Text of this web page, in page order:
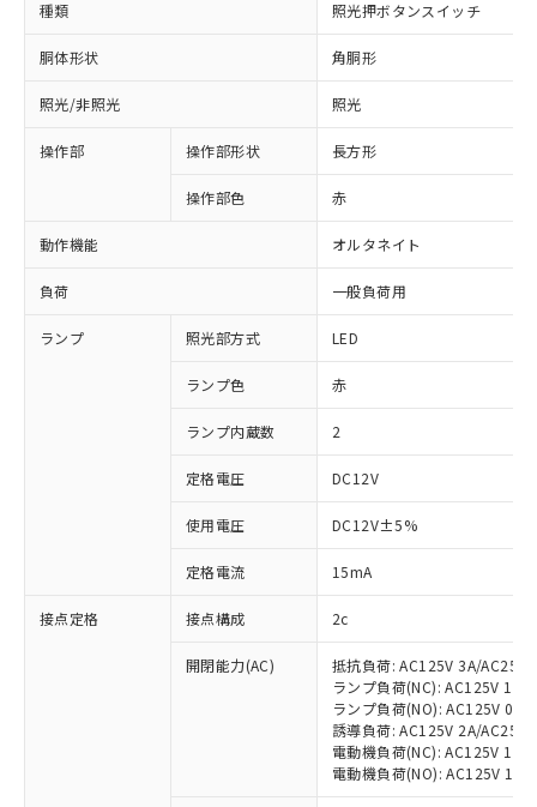
種類 照光押ボタンスイッチ
胴体形状 角胴形
照光/非照光 照光
操作部 操作部形状 長方形
操作部色 赤
動作機能 オルタネイト
負荷 一般負荷用
ランプ 照光部方式 LED
ランプ色 赤
ランプ内蔵数 2
定格電圧 DC12V
使用電圧 DC12V±5%
定格電流 15mA
接点定格 接点構成 2c
開閉能力(AC)
抵抗負荷: AC125V 3A/
ランプ負荷(NC): AC125V 1A/
ランプ負荷(NO): AC125V
誘導負荷: AC125V 2A/
電動機負荷(NC): AC125V
電動機負荷(NO): AC125V 1A/